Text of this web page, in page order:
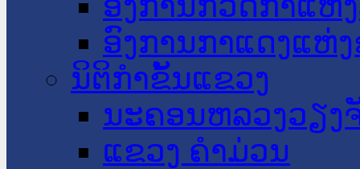
ອົງການກາແດງແຫ່
ນິຕິກໍາຂັ້ນແຂວງ
ນະ​ຄອນ​ຫລວງວຽງ
ແຂວງ ຄໍາມ່ວນ